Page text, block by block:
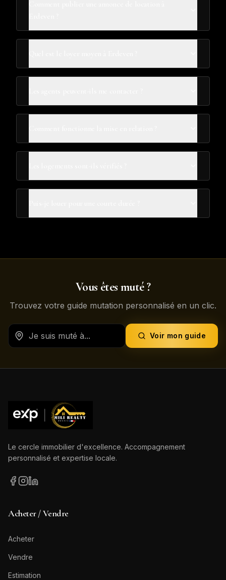
Vous êtes muté ?
Trouvez votre guide mutation personnalisé en un clic.
Voir mon guide
Le cercle immobilier d'excellence. Accompagnement
personnalisé et expertise locale.
Acheter / Vendre
Acheter
Vendre
Estimation